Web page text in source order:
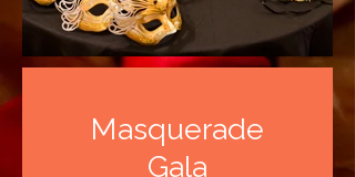
Masquerade
Gala